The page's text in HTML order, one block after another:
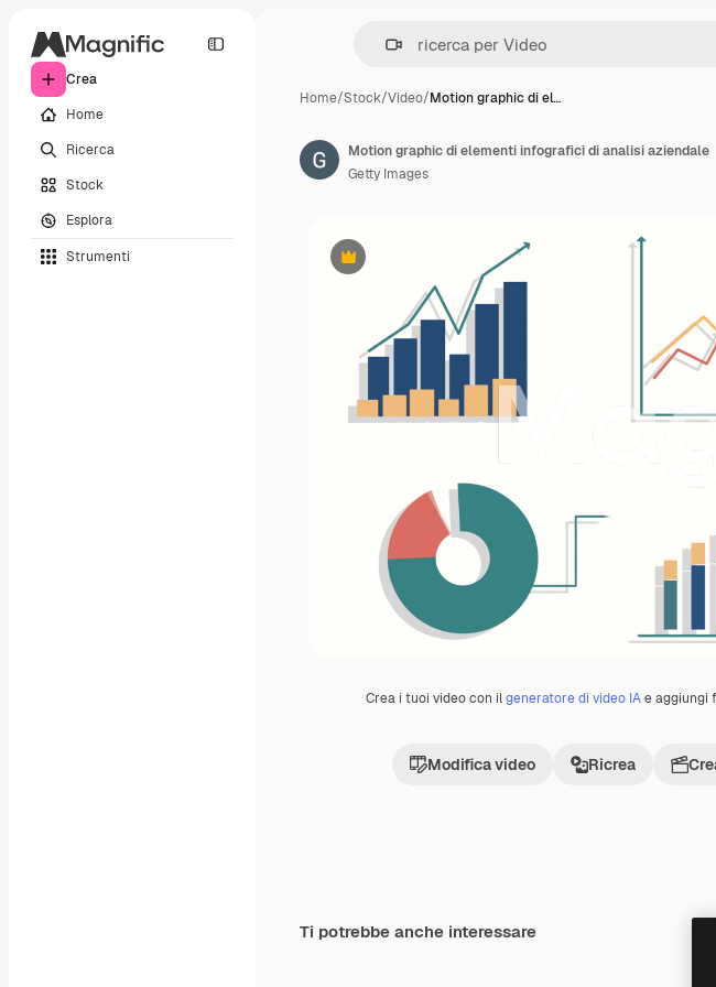
Crea
Home
Ricerca
Stock
Esplora
Strumenti
Home/Stock/Video/Motion graphic di el…
Premium
Crea i tuoi video con ilgeneratore di video IAe aggiungi
Modifica video Ricrea
Motion graphic di elementi infografici di analisi aziendale
Getty Images
Ti potrebbe anche interessare